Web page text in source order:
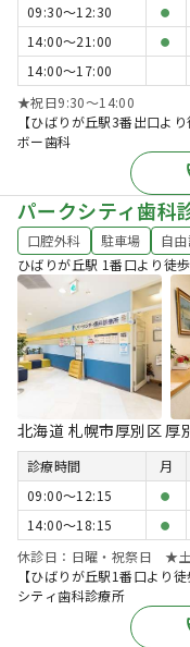
09:30〜12:30
●
14:00〜21:00 ●
14:00〜17:00
★祝日9:30〜14:00
【ひばりが丘駅3番出口よ
ボー歯科
パークシティ歯科
口腔外科 駐車場
自
ひばりが丘駅 1番口より徒
北海道 札幌市厚別区
診療時間 月
09:00〜12:15
●
14:00〜18:15 ●
休診日：日曜・祝祭日 ★
【ひばりが丘駅1番口より
シティ歯科診療所